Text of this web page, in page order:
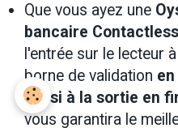
Que vous ayez une
bancaire Contactless
l'entrée sur le lecteur
borne de validation
aussi à la sortie en
vous garantira le